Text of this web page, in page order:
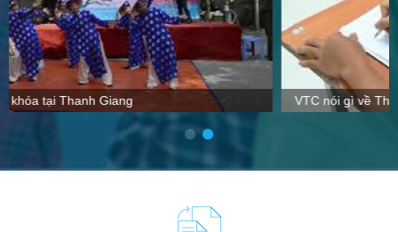
VTC nói gì về Thanh Giang